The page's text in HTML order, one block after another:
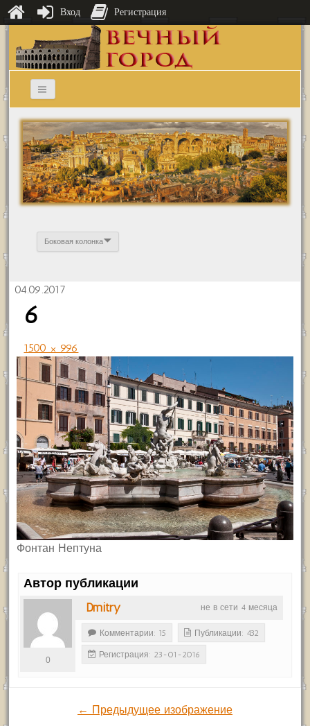
Боковая колонка
04.09.2017
6
1500 × 996
Фонтан Нептуна
Автор публикации
не в сети 4 месяца
Dmitry
0
Комментарии: 15 Публикации: 432
Регистрация: 23-01-2016
← Предыдущее изображение
Вход Регистрация